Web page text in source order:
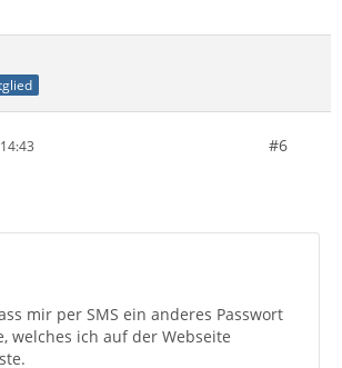
#6
mir per SMS ein anderes Passwort
welches ich auf der Webseite